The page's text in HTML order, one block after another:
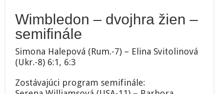
Wimbledon – dvojhra žien –
semifinále
Simona Halepová (Rum.-7) – Elina Svitolinová
(Ukr.-8) 6:1, 6:3
Zostávajúci program semifinále: